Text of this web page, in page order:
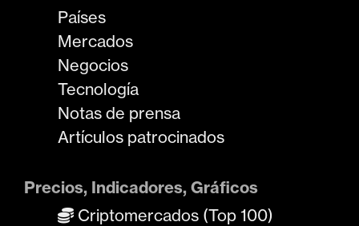
Países
Mercados
Negocios
Tecnología
Notas de prensa
Artículos patrocinados
Precios, Indicadores, Gráficos
Criptomercados (Top 100)